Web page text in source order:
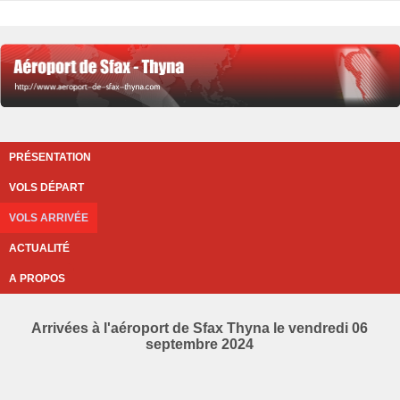
PRÉSENTATION
VOLS DÉPART
VOLS ARRIVÉE
ACTUALITÉ
A PROPOS
Arrivées à l'aéroport de Sfax Thyna le vendredi 06
septembre 2024